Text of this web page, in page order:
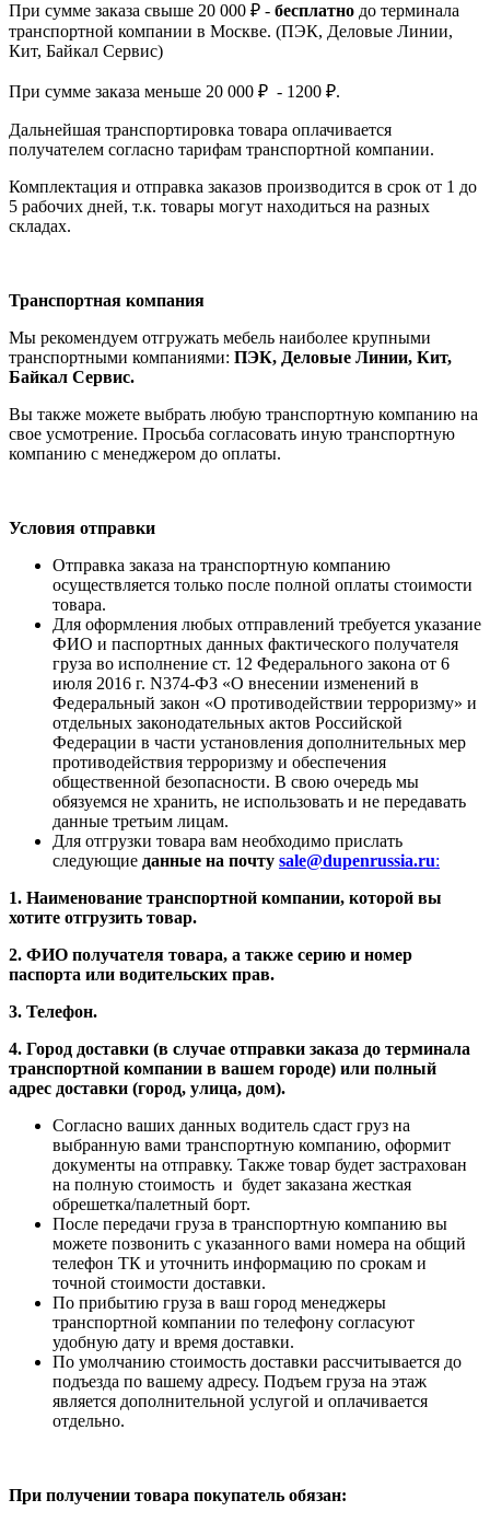
При сумме заказа свыше 20 000 ₽ - бесплатно до терминала
транспортной компании в Москве. (ПЭК, Деловые Линии,
Кит, Байкал Сервис)
При сумме заказа меньше 20 000 ₽ - 1200 ₽.
Дальнейшая транспортировка товара оплачивается
получателем согласно тарифам транспортной компании.
Комплектация и отправка заказов производится в срок от 1 до
5 рабочих дней, т.к. товары могут находиться на разных
складах.
Транспортная компания
Мы рекомендуем отгружать мебель наиболее крупными
транспортными компаниями: ПЭК, Деловые Линии, Кит,
Байкал Сервис.
Вы также можете выбрать любую транспортную компанию на
свое усмотрение. Просьба согласовать иную транспортную
компанию с менеджером до оплаты.
Условия отправки
Отправка заказа на транспортную компанию
осуществляется только после полной оплаты стоимости
товара.
Для оформления любых отправлений требуется указание
ФИО и паспортных данных фактического получателя
груза во исполнение ст. 12 Федерального закона от 6
июля 2016 г. N374-ФЗ «О внесении изменений в
Федеральный закон «О противодействии терроризму» и
отдельных законодательных актов Российской
Федерации в части установления дополнительных мер
противодействия терроризму и обеспечения
общественной безопасности. В свою очередь мы
обязуемся не хранить, не использовать и не передавать
данные третьим лицам.
Для отгрузки товара вам необходимо прислать
следующие данные на почту sale@dupenrussia.ru:
1. Наименование транспортной компании, которой вы
хотите отгрузить товар.
2. ФИО получателя товара, а также серию и номер
паспорта или водительских прав.
3. Телефон.
4. Город доставки (в случае отправки заказа до терминала
транспортной компании в вашем городе) или полный
адрес доставки (город, улица, дом).
Согласно ваших данных водитель сдаст груз на
выбранную вами транспортную компанию, оформит
документы на отправку. Также товар будет застрахован
на полную стоимость и будет заказана жесткая
обрешетка/палетный борт.
После передачи груза в транспортную компанию вы
можете позвонить с указанного вами номера на общий
телефон ТК и уточнить информацию по срокам и
точной стоимости доставки.
По прибытию груза в ваш город менеджеры
транспортной компании по телефону согласуют
удобную дату и время доставки.
По умолчанию стоимость доставки рассчитывается до
подъезда по вашему адресу. Подъем груза на этаж
является дополнительной услугой и оплачивается
отдельно.
При получении товара покупатель обязан: